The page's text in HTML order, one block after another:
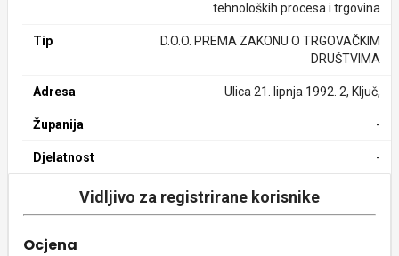
tehnoloških procesa i trgovina
Tip
D.O.O. PREMA ZAKONU O TRGOVAČKIM
DRUŠTVIMA
Adresa Ulica 21. lipnja 1992. 2, Ključ,
Županija -
Djelatnost -
Vidljivo za registrirane korisnike
Ocjena